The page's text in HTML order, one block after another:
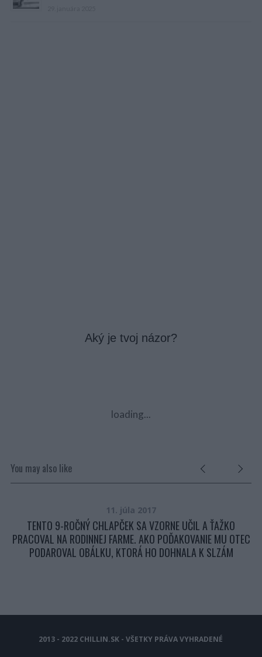
Aký je tvoj názor?
loading...
You may also like
11. júla 2017
TENTO 9-ROČNÝ CHLAPČEK SA VZORNE UČIL A ŤAŽKO
PRACOVAL NA RODINNEJ FARME. AKO POĎAKOVANIE MU OTEC
PODAROVAL OBÁLKU, KTORÁ HO DOHNALA K SLZÁM
2013 - 2022 CHILLIN.SK - VŠETKY PRÁVA VYHRADENÉ